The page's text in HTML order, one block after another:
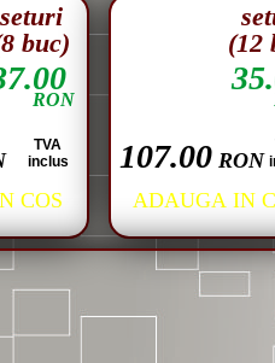
RON
TVA
inclus
seturi
buc)
107.00RON
(12